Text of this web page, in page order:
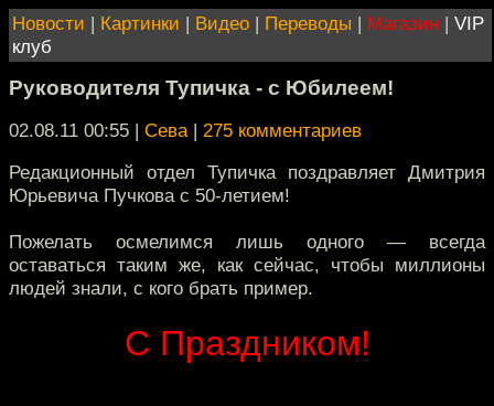
Новости | Картинки | Видео | Переводы | Магазин | VIP
клуб
Руководителя Тупичка - с Юбилеем!
02.08.11 00:55 | Сева| 275 комментариев
Редакционный отдел Тупичка поздравляет Дмитрия
Юрьевича Пучкова с 50-летием!
Пожелать осмелимся лишь одного — всегда
оставаться таким же, как сейчас, чтобы миллионы
людей знали, с кого брать пример.
С Праздником!